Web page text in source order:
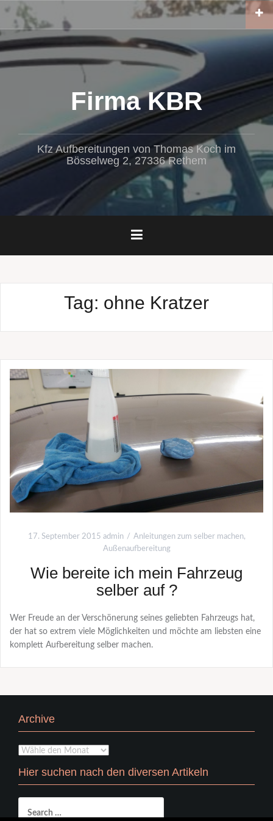
Inhalt
springen
Firma KBR
Kfz Aufbereitungen von Thomas Koch im
Bösselweg 2, 27336 Rethem
Tag: ohne Kratzer
17. September 2015 admin Anleitungen zum selber machen,
Außenaufbereitung
Wie bereite ich mein Fahrzeug
selber auf ?
Wer Freude an der Verschönerung seines geliebten Fahrzeugs hat,
der hat so extrem viele Möglichkeiten und möchte am liebsten eine
komplett Aufbereitung selber machen.
Archive
Archive
Hier suchen nach den diversen Artikeln
for: